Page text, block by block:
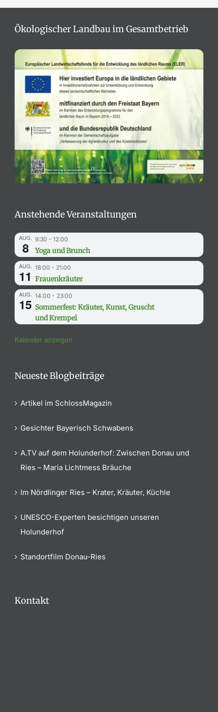
Ökologischer Landbau im Gesamtbetrieb
Anstehende Veranstaltungen
AUG.
8
9:30 - 12:00
Yoga und Brunch
AUG.
11
18:00 - 21:00
Frauenkräuter
AUG.
15
14:00 - 23:00
Sommerfest: Kräuter, Kunst, Gruscht
und Krempel
Kalender anzeigen
Neueste Blogbeiträge
Artikel im SchlossMagazin
Gesichter Bayerisch Schwabens
A.TV auf dem Holunderhof: Zwischen Donau und
Ries – Maria Lichtmess Bräuche
Im Nördlinger Ries – Krater, Kräuter, Küchle
UNESCO-Experten besichtigen unseren
Holunderhof
Standortfilm Donau-Ries
Kontakt